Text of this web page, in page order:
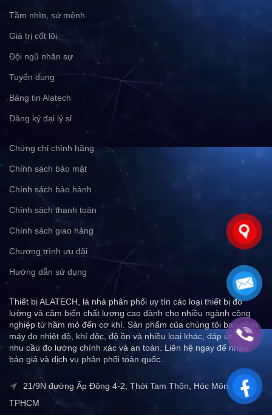
Tầm nhìn, sứ mệnh
Giá trị cốt lõi
Đội ngũ nhân sự
Tuyển dụng
Bảng tin Alatech
Đăng ký đại lý sỉ
Chứng chỉ chính hãng
Chính sách bảo mật
Chính sách bảo hành
Chính sách thanh toán
Chính sách giao hàng
Chương trình ưu đãi
Hướng dẫn sử dụng
Thiết bị ALATECH, là nhà phân phối uy tín các loại thiết bị đo
lường và cảm biến chất lượng cao dành cho nhiều ngành công
nghiệp từ hầm mỏ đến cơ khí. Sản phẩm của chúng tôi bao gồm
máy đo nhiệt độ, khí độc, độ ồn và nhiều loại khác, đáp ứng mọi
nhu cầu đo lường chính xác và an toàn. Liên hệ ngay để nhận
báo giá và dịch vụ phân phối toàn quốc..
21/9N đường Ấp Đông 4-2, Thới Tam Thôn, Hóc Môn,
TPHCM